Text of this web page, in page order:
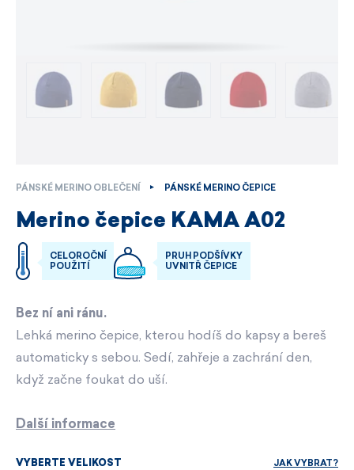
PÁNSKÉ MERINO OBLEČENÍ PÁNSKÉ MERINO ČEPICE
Merino čepice KAMA A02
CELOROČNÍ
POUŽITÍ
PRUH PODŠÍVKY
UVNITŘ ČEPICE
Bez ní ani ránu.
Lehká merino čepice, kterou hodíš do kapsy a bereš
automaticky s sebou. Sedí, zahřeje a zachrání den,
když začne foukat do uší.
Další informace
VYBERTE VELIKOST JAK VYBRAT?